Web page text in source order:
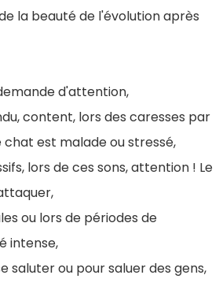
la beauté de l'évolution après
d'attention,
content, lors des caresses par
est malade ou stressé,
lors de ces sons, attention ! Le
ou lors de périodes de
intense,
saluter ou pour saluer des gens,